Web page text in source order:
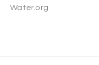
Water.org.